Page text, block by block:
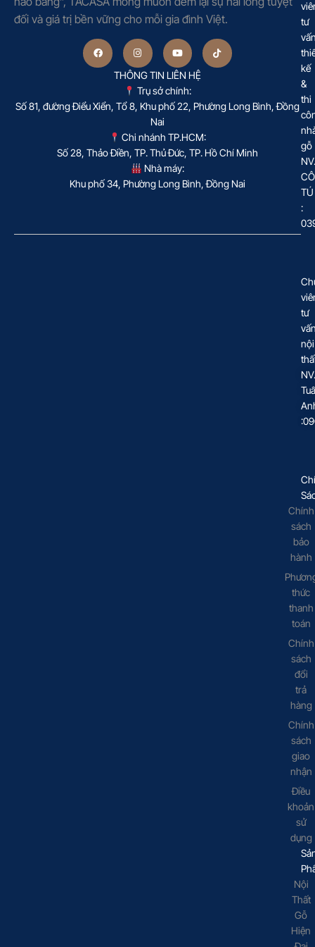
đối và giá trị bền vững cho mỗi gia đình Việt.
THÔNG TIN LIÊN HỆ
Trụ sở chính:
Số 81, đường Điểu Xiển, Tổ 8, Khu phố 22, Phường Long Bình, Đồng
Nai
Chi nhánh TP.HCM:
Số 28, Thảo Điền, TP. Thủ Đức, TP. Hồ Chí Minh
Nhà máy:
Khu phố 34, Phường Long Bình, Đồng Nai
tư
kế
&
thi
gỗ
NV.
TÚ
:
tư
nội
NV.
Chính
sách
bảo
hành
thức
thanh
toán
Chính
sách
đổi
trả
hàng
Chính
sách
giao
nhận
Điều
khoản
sử
dụng
Nội
Thất
Gỗ
Hiện